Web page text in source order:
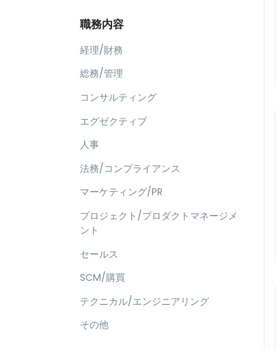
職務内容
経理/財務
総務/管理
コンサルティング
エグゼクティブ
人事
法務/コンプライアンス
マーケティング/PR
プロジェクト/プロダクトマネージメ
ント
セールス
SCM/購買
テクニカル/エンジニアリング
その他